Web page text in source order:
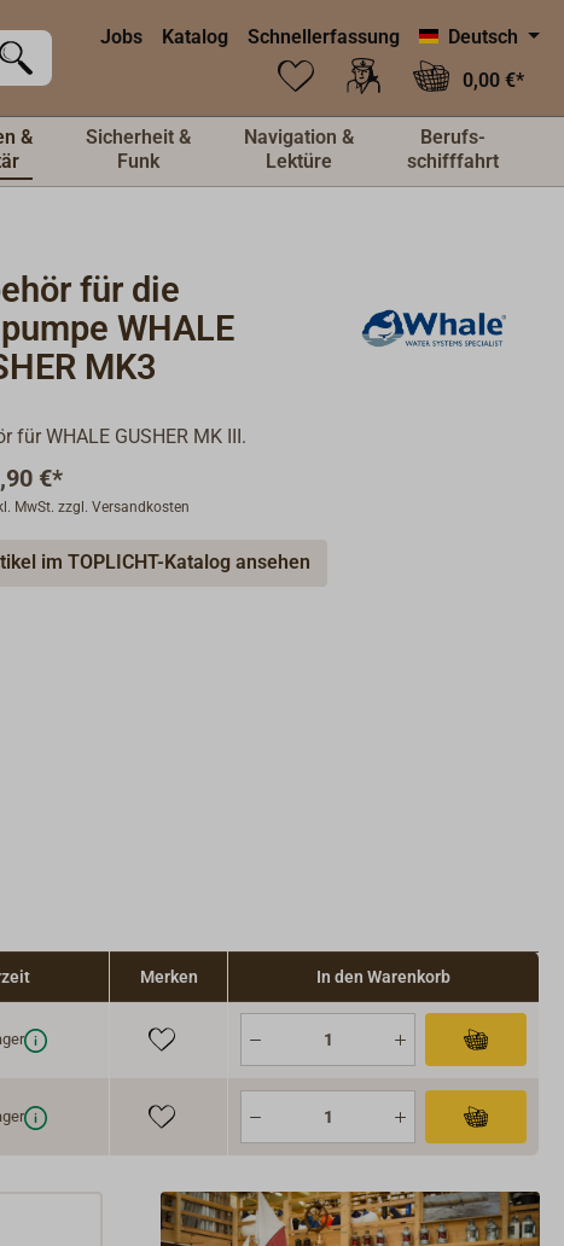
Jobs Katalog Schnellerfassung
Deutsch
0,00 €*
&
Sicherheit &
Funk
Navigation &
Lektüre
Berufs-
schifffahrt
für die
WHALE
MK3
für WHALE GUSHER MK III.
€*
MwSt. zzgl. Versandkosten
im TOPLICHT-Katalog ansehen
Merken In den Warenkorb